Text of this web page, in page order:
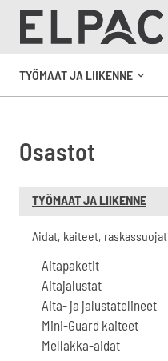
TYÖMAAT JA LIIKENNE
Osastot
TYÖMAAT JA LIIKENNE
Aidat, kaiteet, raskassuojat
Aitapaketit
Aitajalustat
Aita- ja jalustatelineet
Mini-Guard kaiteet
Mellakka-aidat